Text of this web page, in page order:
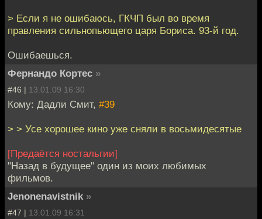
> Если я не ошибаюсь, ГКЧП был во время
правления сильнопьющего царя Бориса. 93-й год.
Ошибаешься.
Фернандо Кортес »
#46 | 13.01.09 16:30
Кому: Дадли Смит, #39
> > Усе хорошее кино уже сняли в восьмидесятые
[Предаётся ностальгии]
"Назад в будущее" один из моих любимых
фильмов.
Jenonenavistnik »
#47 | 13.01.09 16:31